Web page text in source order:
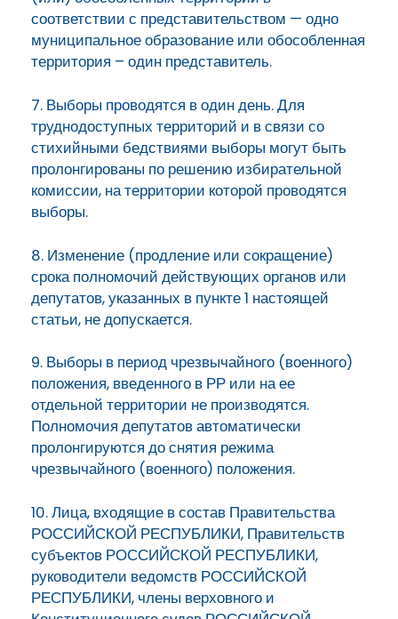
соответствии с представительством — одно
муниципальное образование или обособленная
территория – один представитель.
7. Выборы проводятся в один день. Для
труднодоступных территорий и в связи со
стихийными бедствиями выборы могут быть
пролонгированы по решению избирательной
комиссии, на территории которой проводятся
выборы.
8. Изменение (продление или сокращение)
срока полномочий действующих органов или
депутатов, указанных в пункте 1 настоящей
статьи, не допускается.
9. Выборы в период чрезвычайного (военного)
положения, введенного в РР или на ее
отдельной территории не производятся.
Полномочия депутатов автоматически
пролонгируются до снятия режима
чрезвычайного (военного) положения.
10. Лица, входящие в состав Правительства
РОССИЙСКОЙ РЕСПУБЛИКИ, Правительств
субъектов РОССИЙСКОЙ РЕСПУБЛИКИ,
руководители ведомств РОССИЙСКОЙ
РЕСПУБЛИКИ, члены верховного и